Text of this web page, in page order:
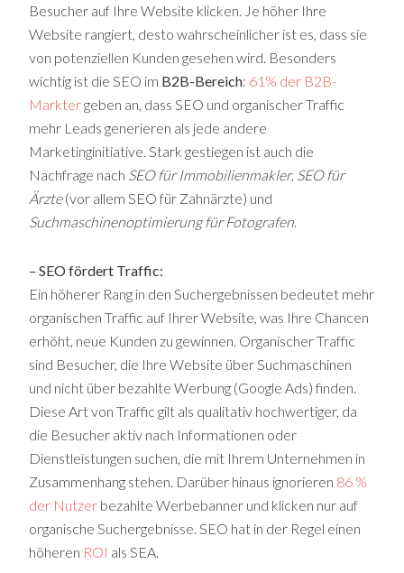
Besucher auf Ihre Website klicken. Je höher Ihre
Website rangiert, desto wahrscheinlicher ist es, dass sie
von potenziellen Kunden gesehen wird. Besonders
wichtig ist die SEO im B2B-Bereich: 61% der B2B-
Marktergeben an, dass SEO und organischer Traffic
mehr Leads generieren als jede andere
Marketinginitiative. Stark gestiegen ist auch die
Nachfrage nach SEO für Immobilienmakler, SEO für
Ärzte(vor allem SEO für Zahnärzte) und
Suchmaschinenoptimierung für Fotografen
– SEO fördert Traffic:
Ein höherer Rang in den Suchergebnissen bedeutet mehr
organischen Traffic auf Ihrer Website, was Ihre Chancen
erhöht, neue Kunden zu gewinnen. Organischer Traffic
sind Besucher, die Ihre Website über Suchmaschinen
und nicht über bezahlte Werbung (Google Ads) finden.
Diese Art von Traffic gilt als qualitativ hochwertiger, da
die Besucher aktiv nach Informationen oder
Dienstleistungen suchen, die mit Ihrem Unternehmen in
Zusammenhang stehen. Darüber hinaus ignorieren 86 %
der Nutzer bezahlte Werbebanner und klicken nur auf
organische Suchergebnisse. SEO hat in der Regel einen
höheren ROI als SEA.